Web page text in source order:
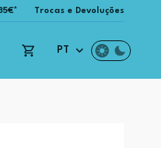
Trocas e Devoluções
PT